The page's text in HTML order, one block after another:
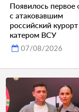
Появилось первое
с атаковавшим
российский курорт
катером ВСУ
07/08/2026